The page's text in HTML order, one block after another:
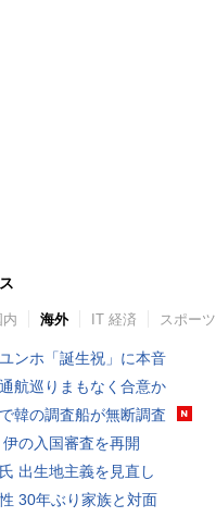
内 海外 IT 経済 スポーツ
ンホ「誕生祝」に本音
航巡りまもなく合意か
韓の調査船が無断調査
伊の入国審査を再開
出生地主義を見直し
30年ぶり家族と対面